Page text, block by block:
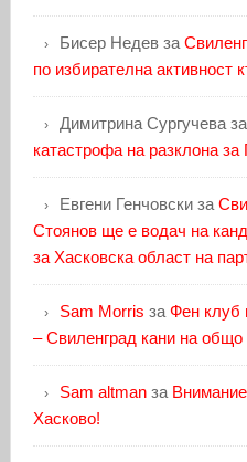
Бисер Недевза
по избирателна активност
Димитрина Сургучеваза
катастрофа на разклона за
Евгени Генчовскиза
Стоянов ще е водач на
за Хасковска област на
Sam Morris за Фен клуб
– Свиленград кани на общо
Sam altmanза
Хасково!